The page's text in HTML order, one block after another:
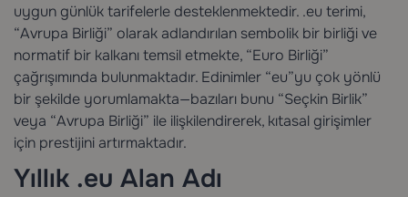
uygun günlük tarifelerle desteklenmektedir. .eu terimi,
“Avrupa Birliği” olarak adlandırılan sembolik bir birliği ve
normatif bir kalkanı temsil etmekte, “Euro Birliği”
çağrışımında bulunmaktadır. Edinimler “eu”yu çok yönlü
bir şekilde yorumlamakta—bazıları bunu “Seçkin Birlik”
veya “Avrupa Birliği” ile ilişkilendirerek, kıtasal girişimler
için prestijini artırmaktadır.
Yıllık .eu Alan Adı